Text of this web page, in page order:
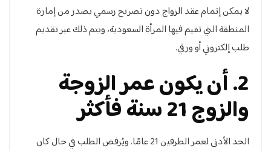
لا يمكن إتمام عقد الزواج دون تصريح رسمي يصدر من إمارة
المنطقة التي تقيم فيها المرأة السعودية، ويتم ذلك عبر تقديم
طلب إلكتروني أو ورقي.
2. أن يكون عمر الزوجة
والزوج 21 سنة فأكثر
الحد الأدنى لعمر الطرفين 21 عامًا. ويُرفض الطلب في حال كان